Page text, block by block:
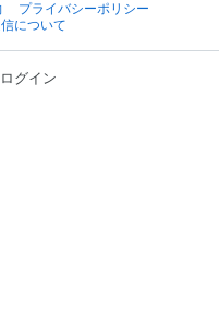
プライバシーポリシー
について
ログイン